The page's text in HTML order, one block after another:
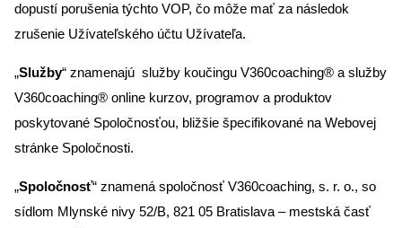
dopustí porušenia týchto VOP, čo môže mať za následok
zrušenie Užívateľského účtu Užívateľa.
„Služby“ znamenajú služby koučingu V360coaching® a služby
V360coaching® online kurzov, programov a produktov
poskytované Spoločnosťou, bližšie špecifikované na Webovej
stránke Spoločnosti.
„Spoločnosť“ znamená spoločnosť V360coaching, s. r. o., so
sídlom Mlynské nivy 52/B, 821 05 Bratislava – mestská časť